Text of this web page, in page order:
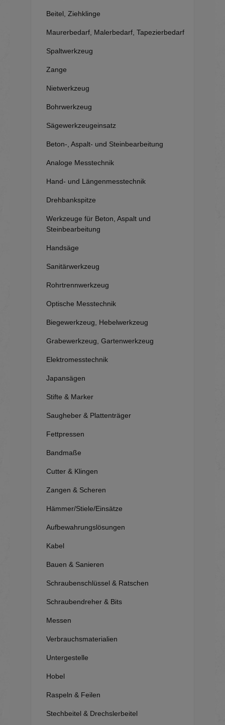
Beitel, Ziehklinge
Maurerbedarf, Malerbedarf, Tapezierbedarf
Spaltwerkzeug
Zange
Nietwerkzeug
Bohrwerkzeug
Sägewerkzeugeinsatz
Beton-, Aspalt- und Steinbearbeitung
Analoge Messtechnik
Hand- und Längenmesstechnik
Drehbankspitze
Werkzeuge für Beton, Aspalt und
Steinbearbeitung
Handsäge
Sanitärwerkzeug
Rohrtrennwerkzeug
Optische Messtechnik
Biegewerkzeug, Hebelwerkzeug
Grabewerkzeug, Gartenwerkzeug
Elektromesstechnik
Japansägen
Stifte & Marker
Saugheber & Plattenträger
Fettpressen
Bandmaße
Cutter & Klingen
Zangen & Scheren
Hämmer/Stiele/Einsätze
Aufbewahrungslösungen
Kabel
Bauen & Sanieren
Schraubenschlüssel & Ratschen
Schraubendreher & Bits
Messen
Verbrauchsmaterialien
Untergestelle
Hobel
Raspeln & Feilen
Stechbeitel & Drechslerbeitel